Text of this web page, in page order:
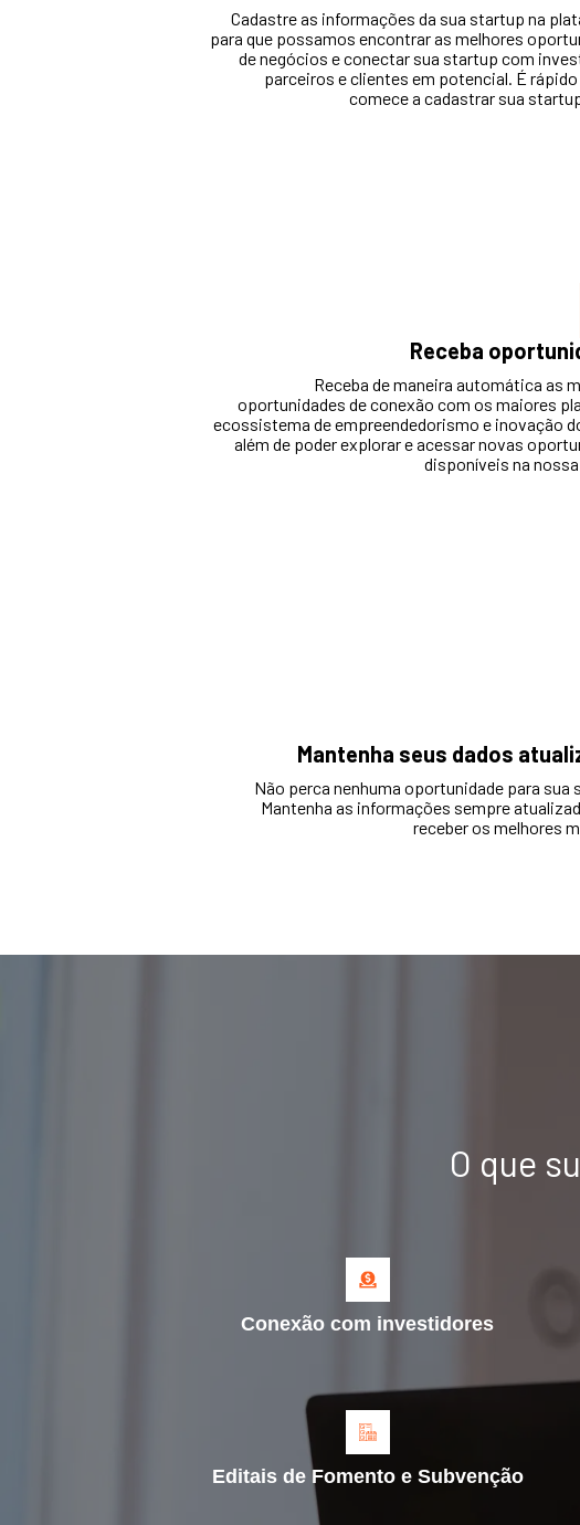
Cadastre as informações da sua startup na
para que possamos encontrar as melhores
de negócios e conectar sua startup com
parceiros e clientes em potencial. É
comece a cadastrar sua
Receba
Receba de maneira automática as
oportunidades de conexão com os maiores
ecossistema de empreendedorismo e inovação
além de poder explorar e acessar novas
disponíveis na
Mantenha seus dados
Não perca nenhuma oportunidade para sua
Mantenha as informações sempre
receber os melhores
O que
Conexão com investidores
Editais de Fomento e Subvenção